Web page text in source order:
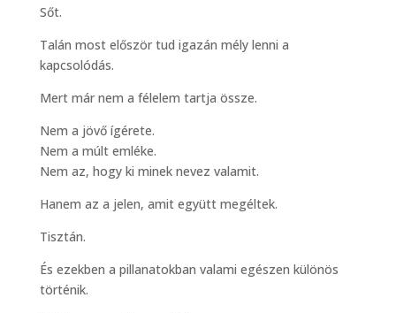
Sőt.
Talán most először tud igazán mély lenni a
kapcsolódás.
Mert már nem a félelem tartja össze.
Nem a jövő ígérete.
Nem a múlt emléke.
Nem az, hogy ki minek nevez valamit.
Hanem az a jelen, amit együtt megéltek.
Tisztán.
És ezekben a pillanatokban valami egészen különös
történik.